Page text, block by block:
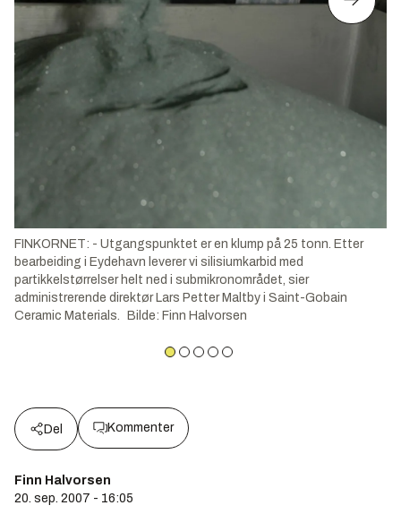
FINKORNET: - Utgangspunktet er en klump på 25 tonn. Etter
bearbeiding i Eydehavn leverer vi silisiumkarbid med
partikkelstørrelser helt ned i submikronområdet, sier
administrerende direktør Lars Petter Maltby i Saint-Gobain
Ceramic Materials.
Bilde: Finn Halvorsen
Del Kommenter
Finn Halvorsen
20. sep. 2007 - 16:05